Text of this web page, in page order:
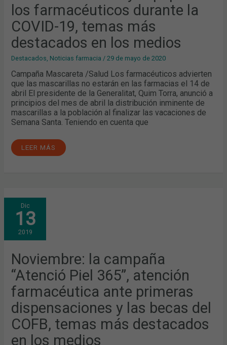
los farmacéuticos durante la
COVID-19, temas más
destacados en los medios
Destacados Noticias farmacia /29 de mayo de 2020
Campaña Mascareta /Salud Los farmacéuticos advierten
que las mascarillas no estarán en las farmacias el 14 de
abril El presidente de la Generalitat, Quim Torra, anunció a
principios del mes de abril la distribución inminente de
mascarillas a la población al finalizar las vacaciones de
Semana Santa. Teniendo en cuenta que
TEMAS
MÁS
DESTACADOS
EN
MEDIOS
LEER MÁS
Dic
13
2019
Noviembre: la campaña
“Atenció Piel 365”, atención
farmacéutica ante primeras
dispensaciones y las becas del
COFB, temas más destacados
en los medios
NOVIEMBRE:
LA
CAMPAÑA
“ATENCIÓ
PIEL
365”,
ATENCIÓN
ANTE
PRIMERAS
DISPENSACIONES
Y
LAS
DEL
COFB,
TEMAS
MÁS
DESTACADOS
EN
LOS
MEDIOS